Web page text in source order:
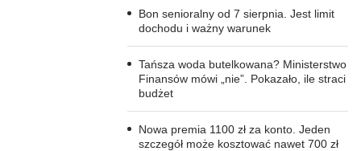
Bon senioralny od 7 sierpnia. Jest limit
dochodu i ważny warunek
Tańsza woda butelkowana? Ministerstwo
Finansów mówi „nie”. Pokazało, ile straci
budżet
Nowa premia 1100 zł za konto. Jeden
szczegół może kosztować nawet 700 zł